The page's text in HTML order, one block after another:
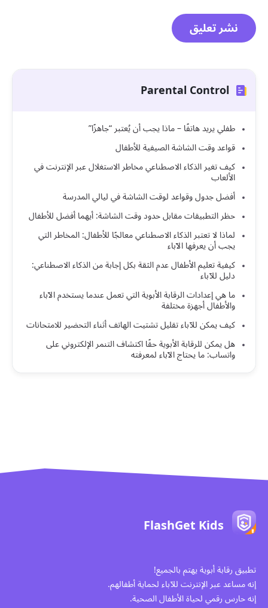
Parental Control
طفلي يريد هاتفًا – ماذا يجب أن يُعتبر “جاهزًا”
قواعد وقت الشاشة الصيفية للأطفال
كيف تغير الذكاء الاصطناعي مخاطر الاستغلال عبر الإنترنت في
الألعاب
أفضل جدول وقواعد لوقت الشاشة في ليالي المدرسة
حظر التطبيقات مقابل حدود وقت الشاشة: أيهما أفضل للأطفال
لماذا لا تعتبر الذكاء الاصطناعي معالجًا للأطفال: المخاطر التي
يجب أن يعرفها الآباء
كيفية تعليم الأطفال عدم الثقة بكل إجابة من الذكاء الاصطناعي:
دليل للآباء
ما هي إعدادات الرقابة الأبوية التي تعمل عندما يستخدم الآباء
والأطفال أجهزة مختلفة
كيف يمكن للآباء تقليل تشتيت الهاتف أثناء التحضير للامتحانات
هل يمكن للرقابة الأبوية حقًا اكتشاف التنمر الإلكتروني على
واتساب: ما يحتاج الآباء لمعرفته
FlashGet Kids
تطبيق رقابة أبوية يهتم بالجميع!
إنه مساعد عبر الإنترنت للآباء لحماية أطفالهم.
إنه حارس رقمي لحياة الأطفال الصحية.